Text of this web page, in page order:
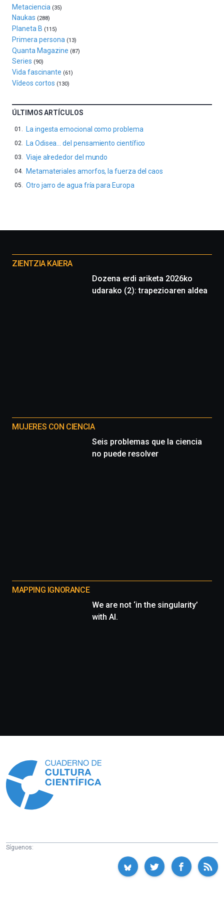
septiembre
al
4
de
octubre.
La
iniciativa,
organizada
Cátedra…
Metaciencia (35)
Naukas (288)
Planeta B (115)
Primera persona (13)
Quanta Magazine (87)
Series (90)
Vida fascinante (61)
Vídeos cortos (130)
ÚLTIMOS ARTÍCULOS
La ingesta emocional como problema
La Odisea… del pensamiento científico
Viaje alrededor del mundo
Metamateriales amorfos, la fuerza del caos
Otro jarro de agua fría para Europa
proyectos
ZIENTZIA KAIERA
Dozena erdi ariketa 2026ko
udarako (2): trapezioaren aldea
MUJERES CON CIENCIA
Seis problemas que la ciencia
no puede resolver
MAPPING IGNORANCE
We are not ‘in the singularity’
with AI.
Síguenos: